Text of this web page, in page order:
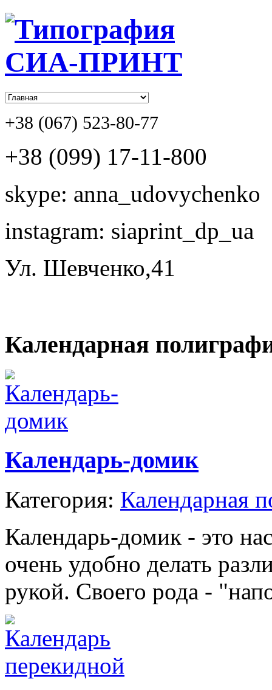
+38 (067) 523-80-77
+38 (099) 17-11-800
skype: anna_udovychenko
instagram: siaprint_dp_ua
Ул. Шевченко,41
Календарная
Календарь-домик
Категория: Календарная
Календарь-домик - это
очень удобно делать
рукой. Своего рода -